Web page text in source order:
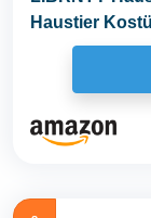
Haustier